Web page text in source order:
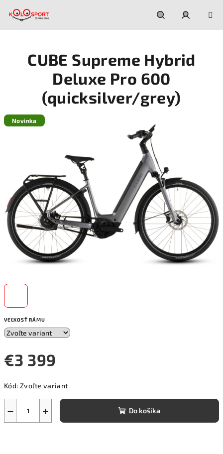
Hľadať
VEĽKOSŤ RÁMU
€3 399
cena:
Kód: Zvoľte variant
+
− Do košíka
CUBE Supreme Hybrid
Deluxe Pro 600
(quicksilver/grey)
Novinka